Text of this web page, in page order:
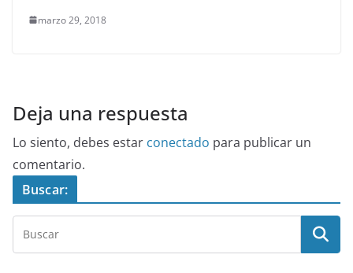
marzo 29, 2018
Deja una respuesta
Lo siento, debes estar conectado para publicar un
comentario.
Buscar: